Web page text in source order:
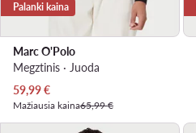
Palanki kaina
Marc O'Polo
Megztinis · Juoda
Dabartinė kaina
59,99€
Mažiausia kaina65,99 €